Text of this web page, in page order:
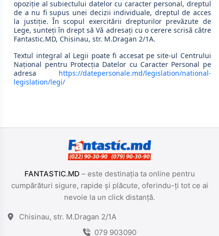
opoziţie al subiectului datelor cu caracter personal, dreptul
de a nu fi supus unei decizii individuale, dreptul de acces
la justiţie. În scopul exercitării drepturilor prevăzute de
Lege, sunteţi în drept să Vă adresaţi cu o cerere scrisă către
Fantastic.MD, Chisinau, str. M.Dragan 2/1A.
Textul integral al Legii poate fi accesat pe site-ul Centrului
Naţional pentru Protecţia Datelor cu Caracter Personal pe
adresa https://datepersonale.md/legislation/national-
legislation/legi/
FANTASTIC.MD – este destinația ta online pentru
cumpărături sigure, rapide și plăcute, oferindu-ți tot ce ai
nevoie la un click distanță.
Chisinau, str. M.Dragan 2/1A
079 903090